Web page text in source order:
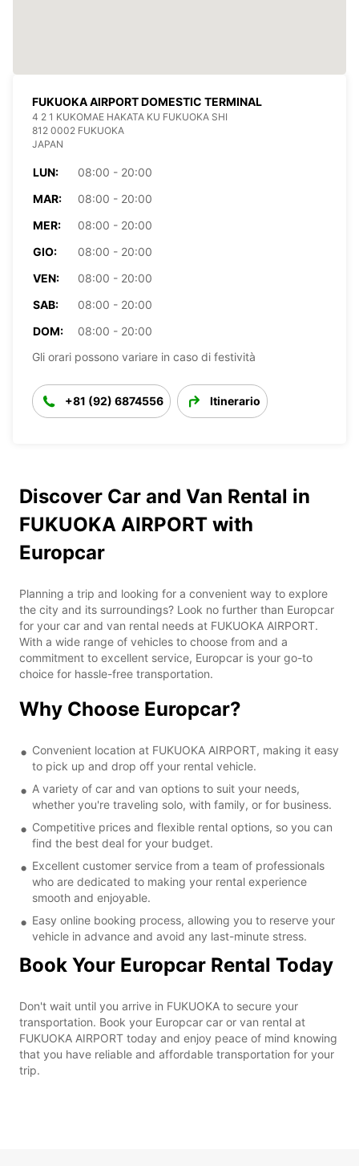
FUKUOKA AIRPORT DOMESTIC TERMINAL
4 2 1 KUKOMAE HAKATA KU FUKUOKA SHI
812 0002 FUKUOKA
JAPAN
LUN:
08:00 - 20:00
MAR:
08:00 - 20:00
MER:
08:00 - 20:00
GIO:
08:00 - 20:00
VEN:
08:00 - 20:00
SAB:
08:00 - 20:00
DOM:
08:00 - 20:00
Gli orari possono variare in caso di festività
+81 (92) 6874556 Itinerario
Discover Car and Van Rental in
FUKUOKA AIRPORT with
Europcar
Planning a trip and looking for a convenient way to explore
the city and its surroundings? Look no further than Europcar
for your car and van rental needs at FUKUOKA AIRPORT.
With a wide range of vehicles to choose from and a
commitment to excellent service, Europcar is your go-to
choice for hassle-free transportation.
Why Choose Europcar?
Convenient location at FUKUOKA AIRPORT, making it easy
to pick up and drop off your rental vehicle.
A variety of car and van options to suit your needs,
whether you're traveling solo, with family, or for business.
Competitive prices and flexible rental options, so you can
find the best deal for your budget.
Excellent customer service from a team of professionals
who are dedicated to making your rental experience
smooth and enjoyable.
Easy online booking process, allowing you to reserve your
vehicle in advance and avoid any last-minute stress.
Book Your Europcar Rental Today
Don't wait until you arrive in FUKUOKA to secure your
transportation. Book your Europcar car or van rental at
FUKUOKA AIRPORT today and enjoy peace of mind knowing
that you have reliable and affordable transportation for your
trip.